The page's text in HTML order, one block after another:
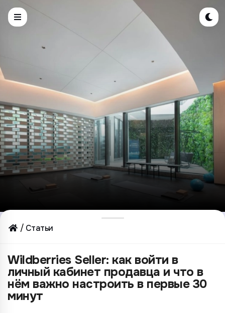
Статьи
Wildberries Seller: как войти в
личный кабинет продавца и что в
нём важно настроить в первые 30
минут